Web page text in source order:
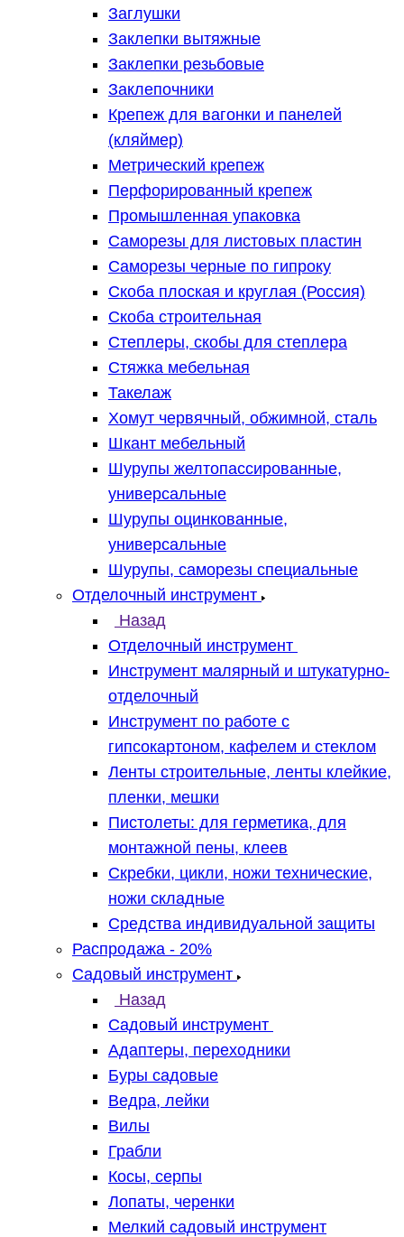
Заглушки
Заклепки вытяжные
Заклепки резьбовые
Заклепочники
Крепеж для вагонки и панелей
(кляймер)
Метрический крепеж
Перфорированный крепеж
Промышленная упаковка
Саморезы для листовых пластин
Саморезы черные по гипроку
Скоба плоская и круглая (Россия)
Скоба строительная
Степлеры, скобы для степлера
Стяжка мебельная
Такелаж
Хомут червячный, обжимной, сталь
Шкант мебельный
Шурупы желтопассированные,
универсальные
Шурупы оцинкованные,
универсальные
Шурупы, саморезы специальные
Отделочный инструмент
Назад
Отделочный инструмент
Инструмент малярный и штукатурно-
отделочный
Инструмент по работе с
гипсокартоном, кафелем и стеклом
Ленты строительные, ленты клейкие,
пленки, мешки
Пистолеты: для герметика, для
монтажной пены, клеев
Скребки, цикли, ножи технические,
ножи складные
Средства индивидуальной защиты
Распродажа - 20%
Садовый инструмент
Назад
Садовый инструмент
Адаптеры, переходники
Буры садовые
Ведра, лейки
Вилы
Грабли
Косы, серпы
Лопаты, черенки
Мелкий садовый инструмент